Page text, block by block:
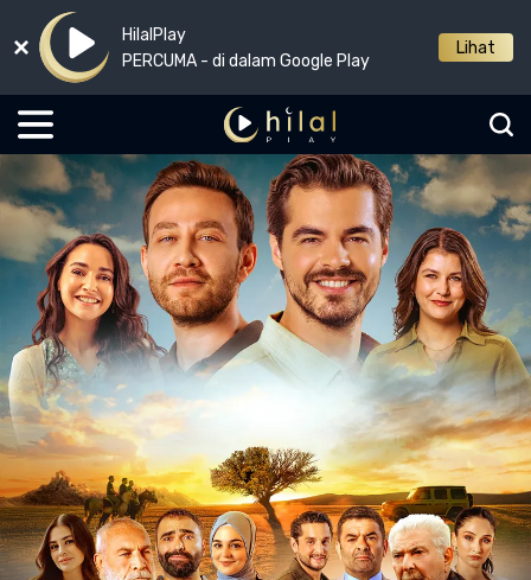
HilalPlay
PERCUMA - di dalam Google Play
Lihat